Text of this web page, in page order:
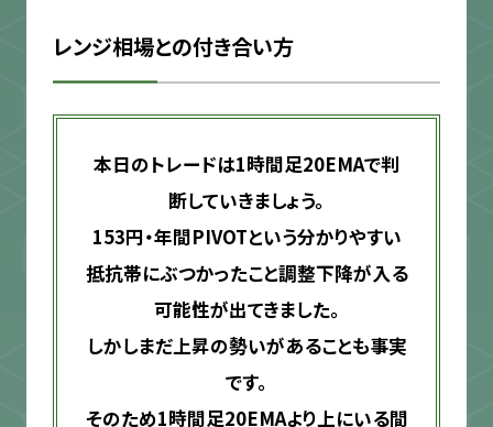
レンジ相場との付き合い方
本日のトレードは1時間足20EMAで判
断していきましょう。
153円・年間PIVOTという分かりやすい
抵抗帯にぶつかったこと調整下降が入る
可能性が出てきました。
しかしまだ上昇の勢いがあることも事実
です。
そのため1時間足20EMAより上にいる間